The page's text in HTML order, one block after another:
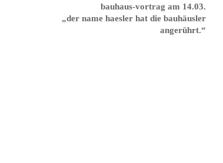
bauhaus-vortrag am 14.03.
„der name haesler hat die bauhäusler
angerührt.“